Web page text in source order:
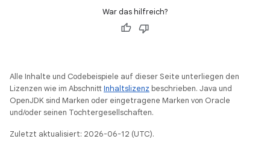
War das hilfreich?
Alle Inhalte und Codebeispiele auf dieser Seite unterliegen den
Lizenzen wie im AbschnittInhaltslizenz beschrieben. Java und
OpenJDK sind Marken oder eingetragene Marken von Oracle
und/oder seinen Tochtergesellschaften.
Zuletzt aktualisiert: 2026-06-12 (UTC).